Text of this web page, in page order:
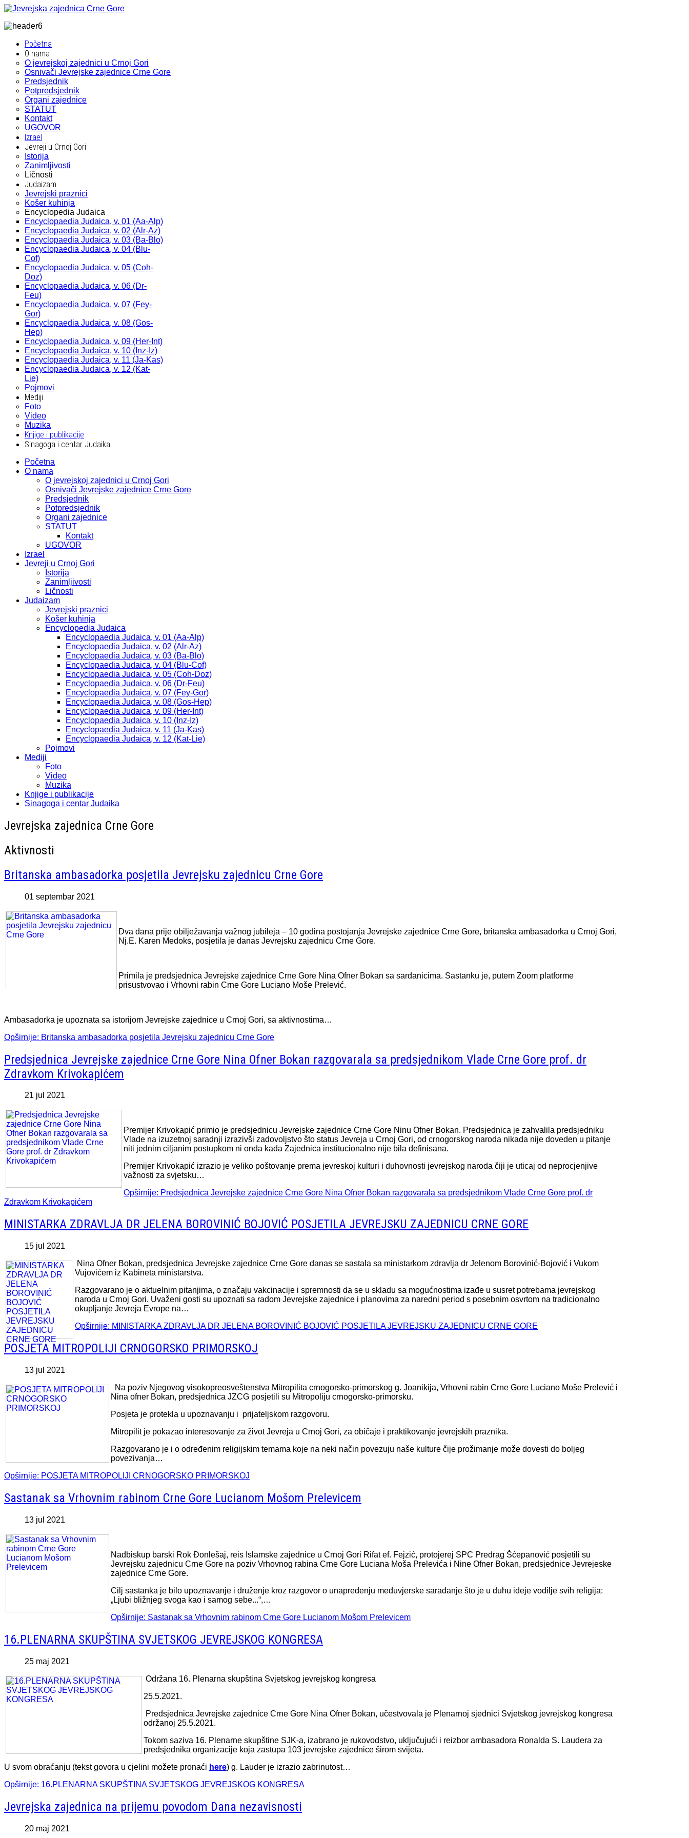
Početna
O nama
O jevrejskoj zajednici u Crnoj Gori
Osnivači Jevrejske zajednice Crne Gore
Predsjednik
Potpredsjednik
Organi zajednice
STATUT
Kontakt
UGOVOR
Izrael
Jevreji u Crnoj Gori
Istorija
Zanimljivosti
Ličnosti
Judaizam
Jevrejski praznici
Košer kuhinja
Encyclopedia Judaica
Encyclopaedia Judaica, v. 01 (Aa-Alp)
Encyclopaedia Judaica, v. 02 (Alr-Az)
Encyclopaedia Judaica, v. 03 (Ba-Blo)
Encyclopaedia Judaica, v. 04 (Blu-
Cof)
Encyclopaedia Judaica, v. 05 (Coh-
Doz)
Encyclopaedia Judaica, v. 06 (Dr-
Feu)
Encyclopaedia Judaica, v. 07 (Fey-
Gor)
Encyclopaedia Judaica, v. 08 (Gos-
Hep)
Encyclopaedia Judaica, v. 09 (Her-Int)
Encyclopaedia Judaica, v. 10 (Inz-Iz)
Encyclopaedia Judaica, v. 11 (Ja-Kas)
Encyclopaedia Judaica, v. 12 (Kat-
Lie)
Pojmovi
Mediji
Foto
Video
Muzika
Knjige i publikacije
Sinagoga i centar Judaika
Početna
O nama
O jevrejskoj zajednici u Crnoj Gori
Osnivači Jevrejske zajednice Crne Gore
Predsjednik
Potpredsjednik
Organi zajednice
STATUT
Kontakt
UGOVOR
Izrael
Jevreji u Crnoj Gori
Istorija
Zanimljivosti
Ličnosti
Judaizam
Jevrejski praznici
Košer kuhinja
Encyclopedia Judaica
Encyclopaedia Judaica, v. 01 (Aa-Alp)
Encyclopaedia Judaica, v. 02 (Alr-Az)
Encyclopaedia Judaica, v. 03 (Ba-Blo)
Encyclopaedia Judaica, v. 04 (Blu-Cof)
Encyclopaedia Judaica, v. 05 (Coh-Doz)
Encyclopaedia Judaica, v. 06 (Dr-Feu)
Encyclopaedia Judaica, v. 07 (Fey-Gor)
Encyclopaedia Judaica, v. 08 (Gos-Hep)
Encyclopaedia Judaica, v. 09 (Her-Int)
Encyclopaedia Judaica, v. 10 (Inz-Iz)
Encyclopaedia Judaica, v. 11 (Ja-Kas)
Encyclopaedia Judaica, v. 12 (Kat-Lie)
Pojmovi
Mediji
Foto
Video
Muzika
Knjige i publikacije
Sinagoga i centar Judaika
Jevrejska zajednica Crne Gore
Aktivnosti
Britanska ambasadorka posjetila Jevrejsku zajednicu Crne Gore
01 septembar 2021
Dva dana prije obilježavanja važnog jubileja – 10 godina postojanja Jevrejske zajednice Crne Gore, britanska ambasadorka u Crnoj Gori,
Nj.E. Karen Medoks, posjetila je danas Jevrejsku zajednicu Crne Gore.
Primila je predsjednica Jevrejske zajednice Crne Gore Nina Ofner Bokan sa sardanicima. Sastanku je, putem Zoom platforme
prisustvovao i Vrhovni rabin Crne Gore Luciano Moše Prelević.
Ambasadorka je upoznata sa istorijom Jevrejske zajednice u Crnoj Gori, sa aktivnostima…
Opširnije: Britanska ambasadorka posjetila Jevrejsku zajednicu Crne Gore
Predsjednica Jevrejske zajednice Crne Gore Nina Ofner Bokan razgovarala sa predsjednikom Vlade Crne Gore prof. dr
Zdravkom Krivokapićem
21 jul 2021
Premijer Krivokapić primio je predsjednicu Jevrejske zajednice Crne Gore Ninu Ofner Bokan. Predsjednica je zahvalila predsjedniku
Vlade na izuzetnoj saradnji izrazivši zadovoljstvo što status Jevreja u Crnoj Gori, od crnogorskog naroda nikada nije doveden u pitanje
niti jednim ciljanim postupkom ni onda kada Zajednica institucionalno nije bila definisana.
Premijer Krivokapić izrazio je veliko poštovanje prema jevreskoj kulturi i duhovnosti jevrejskog naroda čiji je uticaj od neprocjenjive
važnosti za svjetsku…
Opširnije: Predsjednica Jevrejske zajednice Crne Gore Nina Ofner Bokan razgovarala sa predsjednikom Vlade Crne Gore prof. dr
Zdravkom Krivokapićem
MINISTARKA ZDRAVLJA DR JELENA BOROVINIĆ BOJOVIĆ POSJETILA JEVREJSKU ZAJEDNICU CRNE GORE
15 jul 2021
Nina Ofner Bokan, predsjednica Jevrejske zajednice Crne Gore danas se sastala sa ministarkom zdravlja dr Jelenom Borovinić-Bojović i Vukom
Vujovićem iz Kabineta ministarstva.
Razgovarano je o aktuelnim pitanjima, o značaju vakcinacije i spremnosti da se u skladu sa mogućnostima izađe u susret potrebama jevrejskog
naroda u Crnoj Gori. Uvaženi gosti su upoznati sa radom Jevrejske zajednice i planovima za naredni period s posebnim osvrtom na tradicionalno
okupljanje Jevreja Evrope na…
Opširnije: MINISTARKA ZDRAVLJA DR JELENA BOROVINIĆ BOJOVIĆ POSJETILA JEVREJSKU ZAJEDNICU CRNE GORE
POSJETA MITROPOLIJI CRNOGORSKO PRIMORSKOJ
13 jul 2021
Na poziv Njegovog visokopreosveštenstva Mitropilita crnogorsko-primorskog g. Joanikija, Vrhovni rabin Crne Gore Luciano Moše Prelević i
Nina ofner Bokan, predsjednica JZCG posjetili su Mitropoliju crnogorsko-primorsku.
Posjeta je protekla u upoznavanju i prijateljskom razgovoru.
Mitropilit je pokazao interesovanje za život Jevreja u Crnoj Gori, za običaje i praktikovanje jevrejskih praznika.
Razgovarano je i o određenim religijskim temama koje na neki način povezuju naše kulture čije prožimanje može dovesti do boljeg
povezivanja…
Opširnije: POSJETA MITROPOLIJI CRNOGORSKO PRIMORSKOJ
Sastanak sa Vrhovnim rabinom Crne Gore Lucianom Mošom Prelevicem
13 jul 2021
Nadbiskup barski Rok Đonlešaj, reis Islamske zajednice u Crnoj Gori Rifat ef. Fejzić, protojerej SPC Predrag Šćepanović posjetili su
Jevrejsku zajednicu Crne Gore na poziv Vrhovnog rabina Crne Gore Luciana Moša Prelevića i Nine Ofner Bokan, predsjednice Jevrejeske
zajednice Crne Gore.
Cilj sastanka je bilo upoznavanje i druženje kroz razgovor o unapređenju međuvjerske saradanje što je u duhu ideje vodilje svih religija:
„Ljubi bližnjeg svoga kao i samog sebe...“,…
Opširnije: Sastanak sa Vrhovnim rabinom Crne Gore Lucianom Mošom Prelevicem
16.PLENARNA SKUPŠTINA SVJETSKOG JEVREJSKOG KONGRESA
25 maj 2021
Održana 16. Plenarna skupština Svjetskog jevrejskog kongresa
25.5.2021.
Predsjednica Jevrejske zajednice Crne Gore Nina Ofner Bokan, učestvovala je Plenarnoj sjednici Svjetskog jevrejskog kongresa
održanoj 25.5.2021.
Tokom saziva 16. Plenarne skupštine SJK-a, izabrano je rukovodstvo, uključujući i reizbor ambasadora Ronalda S. Laudera za
predsjednika organizacije koja zastupa 103 jevrejske zajednice širom svijeta.
U svom obraćanju (tekst govora u cjelini možete pronaći here) g. Lauder je izrazio zabrinutost…
Opširnije: 16.PLENARNA SKUPŠTINA SVJETSKOG JEVREJSKOG KONGRESA
Jevrejska zajednica na prijemu povodom Dana nezavisnosti
20 maj 2021